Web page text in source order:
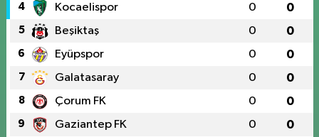
4 Kocaelispor 0 0
5 Beşiktaş 0 0
6 Eyüpspor 0 0
7 Galatasaray 0 0
8 Çorum FK 0 0
9 Gaziantep FK 0 0